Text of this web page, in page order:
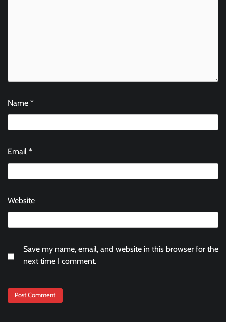
Name *
Email *
Website
Save my name, email, and website in this browser for the
next time I comment.